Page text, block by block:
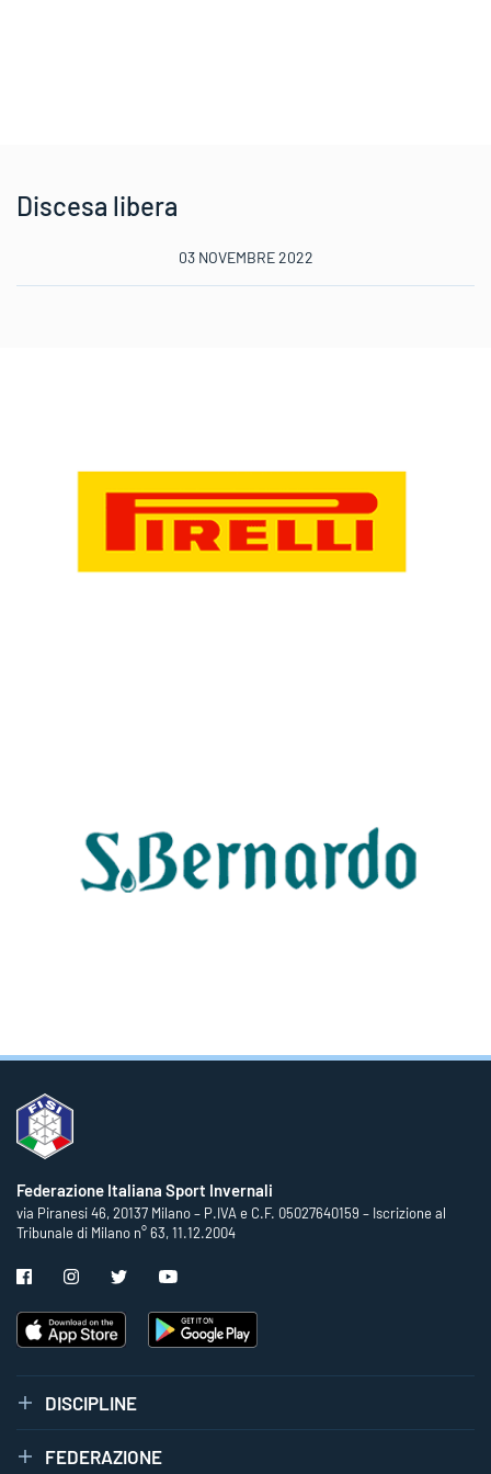
Discesa libera
03 NOVEMBRE 2022
Federazione Italiana Sport Invernali
via Piranesi 46, 20137 Milano – P.IVA e C.F. 05027640159 – Iscrizione al
Tribunale di Milano n° 63, 11.12.2004
DISCIPLINE
FEDERAZIONE